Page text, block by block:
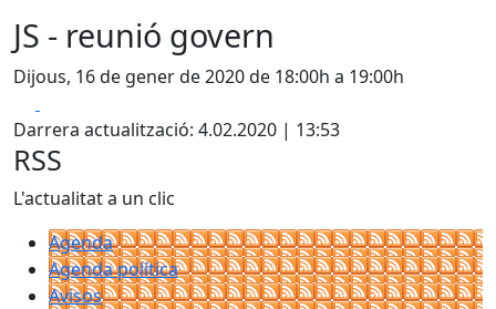
JS - reunió govern
Dijous, 16 de gener de 2020 de 18:00h a 19:00h
Darrera actualització: 4.02.2020 | 13:53
RSS
L'actualitat a un clic
Agenda
Agenda política
Avisos